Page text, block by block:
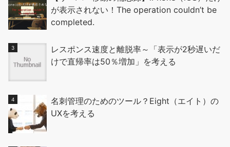
が表示されない！The operation couldn’t be
completed.
レスポンス速度と離脱率～「表示が2秒遅いだ
けで直帰率は50％増加」を考える
名刺管理のためのツール？Eight（エイト）の
UXを考える